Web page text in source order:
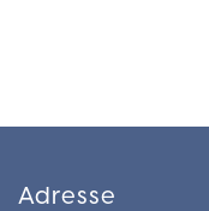
Adresse